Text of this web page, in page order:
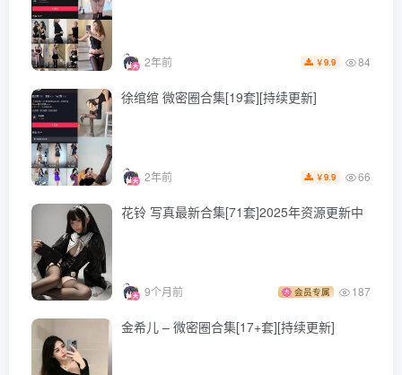
[2024.1.13]
面饼仙儿 – NO.135 JKSE[38P-222M]
[12.31]
面饼仙儿 – NO.134 法式内衣[48P-416.2M]
[12.6]
面饼仙儿 – NO.133 饼子和服内景 [37P／309MB]
[11.23]
面饼仙儿 – NO.132 死库水2[15P-88M]
[11.22]
面饼仙儿 – NO.131 可畏原皮[26P-115.1M]
2年前 ￥9.9 84
徐绾绾 微密圈合集[19套][持续更新]
2年前 ￥9.9 66
花铃 写真最新合集[71套]2025年资源更新中
9个月前 会员专属 187
金希儿 – 微密圈合集[17+套][持续更新]